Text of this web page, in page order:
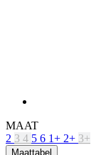
Niet op voorraad
Prijs119 €